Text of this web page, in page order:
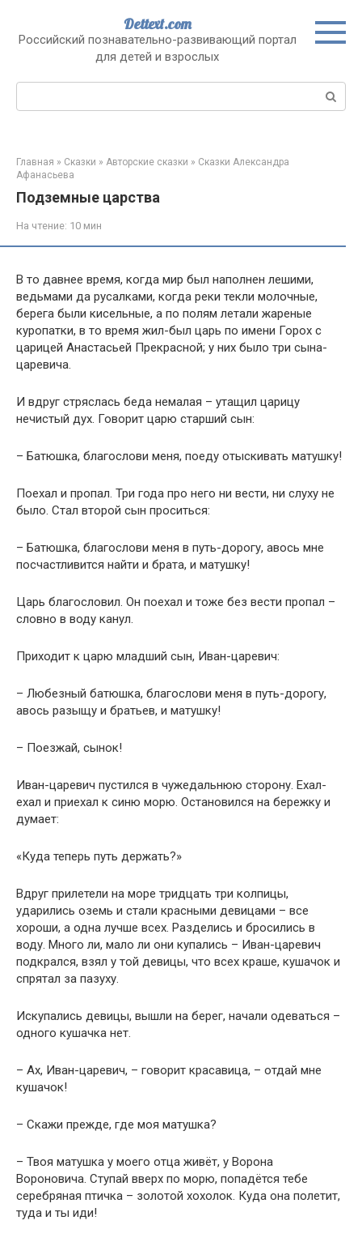
контенту
Dettext.com
Российский познавательно-развивающий портал
для детей и взрослых
Поиск:
Главная » Сказки » Авторские сказки » Сказки Александра
Афанасьева
Подземные царства
На чтение: 10 мин
В то давнее время, когда мир был наполнен лешими,
ведьмами да русалками, когда реки текли молочные,
берега были кисельные, а по полям летали жареные
куропатки, в то время жил-был царь по имени Горох с
царицей Анастасьей Прекрасной; у них было три сына-
царевича.
И вдруг стряслась беда немалая – утащил царицу
нечистый дух. Говорит царю старший сын:
– Батюшка, благослови меня, поеду отыскивать матушку!
Поехал и пропал. Три года про него ни вести, ни слуху не
было. Стал второй сын проситься:
– Батюшка, благослови меня в путь-дорогу, авось мне
посчастливится найти и брата, и матушку!
Царь благословил. Он поехал и тоже без вести пропал –
словно в воду канул.
Приходит к царю младший сын, Иван-царевич:
– Любезный батюшка, благослови меня в путь-дорогу,
авось разыщу и братьев, и матушку!
– Поезжай, сынок!
Иван-царевич пустился в чужедальнюю сторону. Ехал-
ехал и приехал к синю морю. Остановился на бережку и
думает:
«Куда теперь путь держать?»
Вдруг прилетели на море тридцать три колпицы,
ударились оземь и стали красными девицами – все
хороши, а одна лучше всех. Разделись и бросились в
воду. Много ли, мало ли они купались – Иван-царевич
подкрался, взял у той девицы, что всех краше, кушачок и
спрятал за пазуху.
Искупались девицы, вышли на берег, начали одеваться –
одного кушачка нет.
– Ах, Иван-царевич, – говорит красавица, – отдай мне
кушачок!
– Скажи прежде, где моя матушка?
– Твоя матушка у моего отца живёт, у Ворона
Вороновича. Ступай вверх по морю, попадётся тебе
серебряная птичка – золотой хохолок. Куда она полетит,
туда и ты иди!